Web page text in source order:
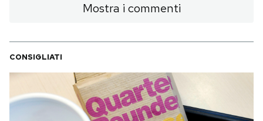
Mostra i commenti
CONSIGLIATI